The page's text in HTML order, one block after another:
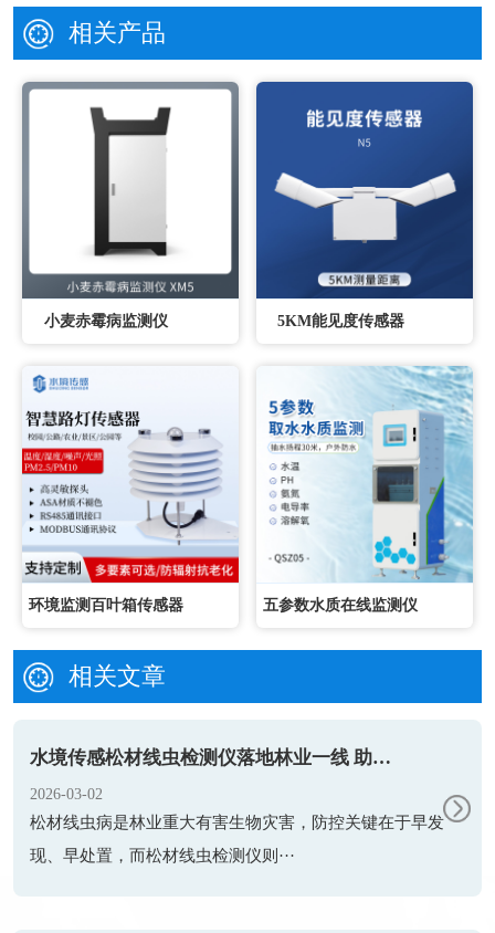
相关产品
小麦赤霉病监测仪 5KM能见度传感器
环境监测百叶箱传感器 五参数水质在线监测仪
相关文章
水境传感松材线虫检测仪落地林业一线 助力松材线虫病精准防控
2026-03-02
松材线虫病是林业重大有害生物灾害，防控关键在于早发
现、早处置，而松材线虫检测仪则···